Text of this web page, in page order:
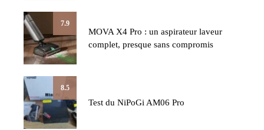
7.9
MOVA X4 Pro : un aspirateur laveur
complet, presque sans compromis
8.5
Test du NiPoGi AM06 Pro